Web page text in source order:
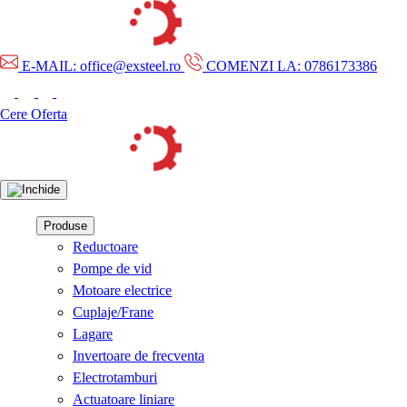
E-MAIL: office@exsteel.ro COMENZI LA: 0786173386
Cere Oferta
Produse
Reductoare
Pompe de vid
Motoare electrice
Cuplaje/Frane
Lagare
Invertoare de frecventa
Electrotamburi
Actuatoare liniare